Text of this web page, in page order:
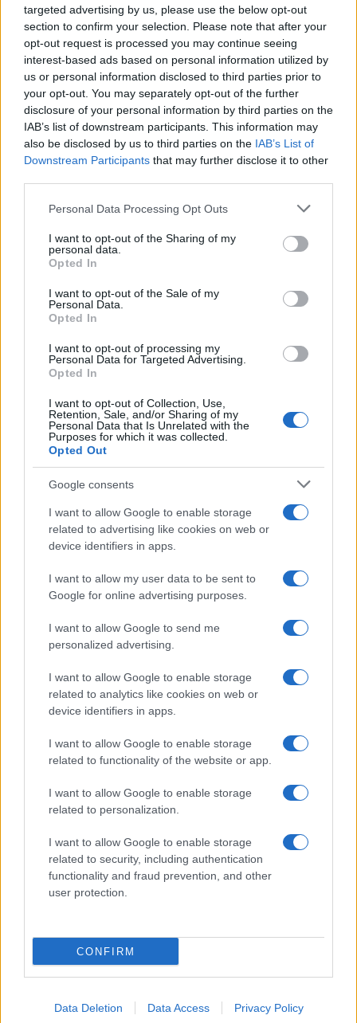
targeted advertising by us, please use the below opt-out
section to confirm your selection. Please note that after your
opt-out request is processed you may continue seeing
interest-based ads based on personal information utilized by
us or personal information disclosed to third parties prior to
your opt-out. You may separately opt-out of the further
disclosure of your personal information by third parties on the
IAB’s list of downstream participants. This information may
also be disclosed by us to third parties on the IAB’s List of
Downstream Participants that may further disclose it to other
Please note that this website/app uses one or more Google
not limited to your visit or usage behaviour. You may click to
grant or deny consent to Google and its third-party tags to
use your data for below specified purposes in below Google
consent section.
Personal Data Processing Opt Outs
I want to opt-out of the Sharing of my
personal data.
Opted In
I want to opt-out of the Sale of my
Personal Data.
Opted In
I want to opt-out of processing my
Personal Data for Targeted Advertising.
Opted In
I want to opt-out of Collection, Use,
Retention, Sale, and/or Sharing of my
Personal Data that Is Unrelated with the
Purposes for which it was collected.
Opted Out
Google consents
I want to allow Google to enable storage
related to advertising like cookies on web or
device identifiers in apps.
I want to allow my user data to be sent to
Google for online advertising purposes.
I want to allow Google to send me
personalized advertising.
I want to allow Google to enable storage
related to analytics like cookies on web or
device identifiers in apps.
I want to allow Google to enable storage
related to functionality of the website or app.
I want to allow Google to enable storage
related to personalization.
I want to allow Google to enable storage
related to security, including authentication
functionality and fraud prevention, and other
user protection.
CONFIRM
Data Deletion Data Access Privacy Policy
AUTORE
Staff
Continua a leggere
Italia, cultura e soft power: come valorizzare il nostro
patrimonio
LIFESTYLE